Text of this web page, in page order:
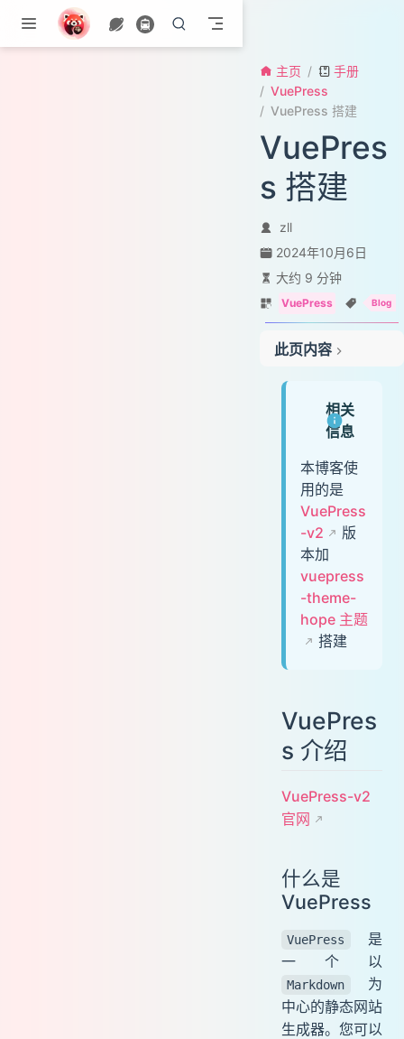
跳至主要內容
主页
手册
VuePress
VuePress 搭建
VuePres
s 搭建
zll
2024年10月6日
大约 9 分钟
VuePress Blog
此页内容
什么是 VuePress
它是如何工作的
VuePress 优点
手动安装
配置文件
路由
Frontmatter
静态资源
相对路径
Public 文件
站点多语言配置
主题多语言配置
设置正确的 base 选项
相关
信息
本博客使
用的是
VuePress
-v2
版
本加
vuepress
-theme-
hope 主题
搭建
VuePres
s 介绍
VuePress-v2
官网
什么是
VuePress
VuePress
是
一个以
Markdown
为
中心的静态网站
生成器。您可以